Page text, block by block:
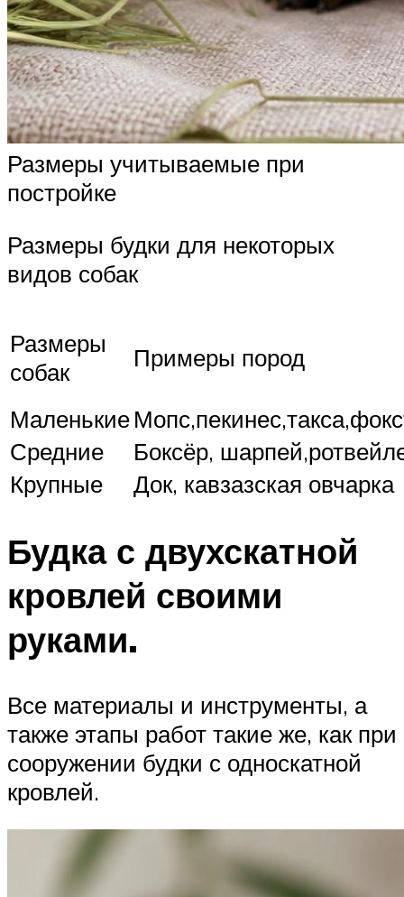
Размеры учитываемые при
постройке
Размеры будки для некоторых
видов собак
Размеры
собак
Примеры пород
Маленькие
Средние
Боксёр,
Крупные
Док, кавзазская овчарка
Будка с двухскатной
кровлей своими
руками.
Все материалы и инструменты, а
также этапы работ такие же, как при
сооружении будки с односкатной
кровлей.